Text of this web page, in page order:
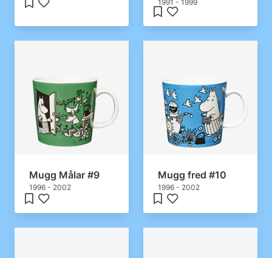
1991 - 1999
Mugg Målar #9
1996 - 2002
Mugg fred #10
1996 - 2002